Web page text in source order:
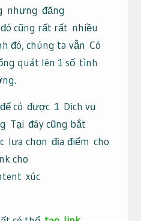
nhưng đăng
cũng rất rất nhiều
đó, chúng ta vẫn Có
quát lên 1 số tình
.
có được1 Dịch vụ
Tại đây cũng bắt
lựa chọn địa điểm cho
cho
xúc